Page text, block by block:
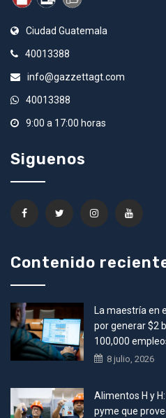
Ciudad Guatemala
40013388
info@gazzettagt.com
40013388
9:00 a 17:00 horas
Siguenos
Contenido
La maestría en
por generar $2
100,000
8 julio, 2026
Alimentos H y
pyme que